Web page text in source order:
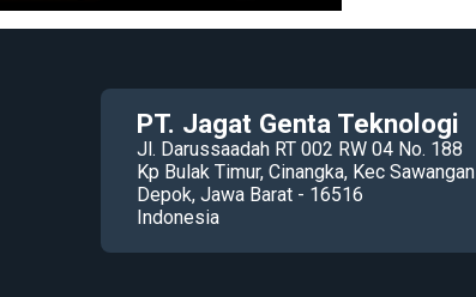
PT. Jagat Genta Teknologi
Jl. Darussaadah RT 002 RW 04 No. 188
Kp Bulak Timur, Cinangka, Kec Sawangan
Depok, Jawa Barat - 16516
Indonesia